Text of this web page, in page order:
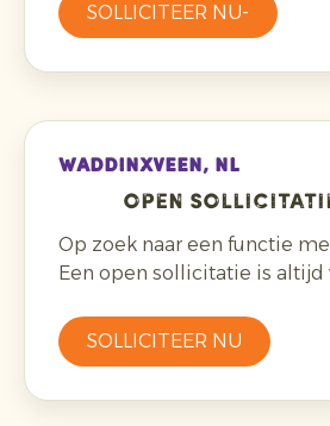
SOLLICITEER NU-
WADDINXVEEN, NL
Open
Op zoek naar een functie
Een open sollicitatie is altijd
SOLLICITEER NU